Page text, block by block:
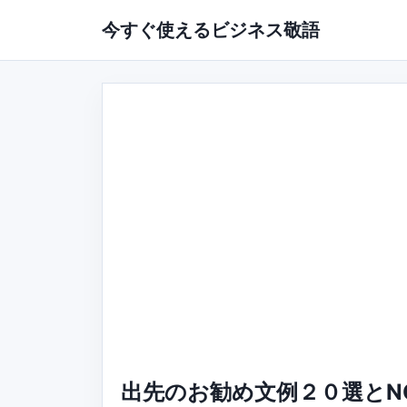
今すぐ使えるビジネス敬語
出先のお勧め文例２０選と